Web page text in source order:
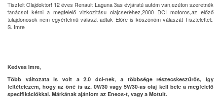
Tisztelt Olajdoktor! 12 éves Renault Laguna 3as évjáratú autóm van,ezúton szeretnék
tanácsot kérni a megfelelő vizkozitásu olajcserèhez,2000 DCI motoros,az előző
tulajdonosok nem egyértelmű választ adtak Előre is köszönöm válaszát Tisztelettel:.
S. Imre
Kedves Imre,
Több változata is volt a 2.0 dci-nek, a többsége részecskeszűrős, így
feltételezem, hogy az öné is az. 0W30 vagy 5W30-as olaj kell bele a megfelelő
specifikációkkal. Márkának ajánlom az Eneos-t, vagy a Motult.